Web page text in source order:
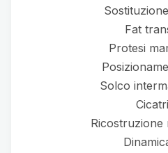
Fat
Protesi
Solco
Ricostruzione